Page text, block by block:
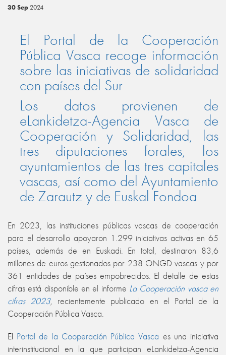
30 Sep 2024
El Portal de la Cooperación
Pública Vasca recoge información
sobre las iniciativas de solidaridad
con países del Sur
Los datos provienen de
eLankidetza-Agencia Vasca de
Cooperación y Solidaridad, las
tres diputaciones forales, los
ayuntamientos de las tres capitales
vascas, así como del Ayuntamiento
de Zarautz y de Euskal Fondoa
En 2023, las instituciones públicas vascas de cooperación
para el desarrollo apoyaron 1.299 iniciativas activas en 65
países, además de en Euskadi. En total, destinaron 83,6
millones de euros gestionados por 238 ONGD vascas y por
361 entidades de países empobrecidos. El detalle de estas
cifras está disponible en el informe La Cooperación vasca en
cifras 2023, recientemente publicado en el Portal de la
Cooperación Pública Vasca.
El Portal de la Cooperación Pública Vasca es una iniciativa
interinstitucional en la que participan eLankidetza-Agencia